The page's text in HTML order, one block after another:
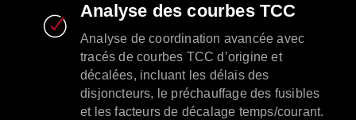
Analyse des courbes TCC
Analyse de coordination avancée avec
tracés de courbes TCC d’origine et
décalées, incluant les délais des
disjoncteurs, le préchauffage des fusibles
et les facteurs de décalage temps/courant.